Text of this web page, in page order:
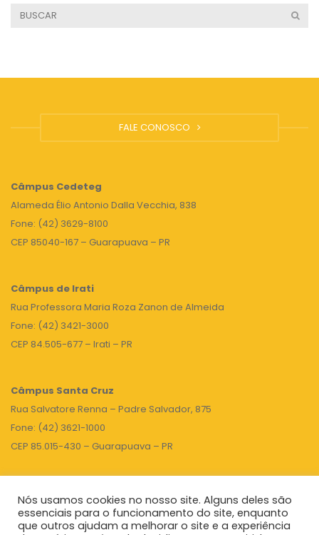
FALE CONOSCO
Câmpus Cedeteg
Alameda Élio Antonio Dalla Vecchia, 838
Fone: (42) 3629-8100
CEP 85040-167 – Guarapuava – PR
Câmpus de Irati
Rua Professora Maria Roza Zanon de Almeida
Fone: (42) 3421-3000
CEP 84.505-677 – Irati – PR
Câmpus Santa Cruz
Rua Salvatore Renna – Padre Salvador, 875
Fone: (42) 3621-1000
CEP 85.015-430 – Guarapuava – PR
TOPO
Nós usamos cookies no nosso site. Alguns deles são
essenciais para o funcionamento do site, enquanto
que outros ajudam a melhorar o site e a experiência